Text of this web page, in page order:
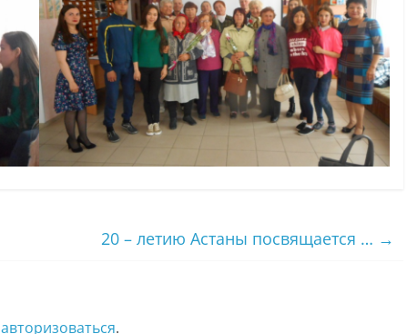
20 – летию Астаны посвящается … →
авторизоваться.